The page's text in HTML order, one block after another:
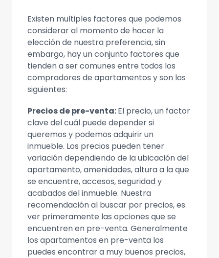
Existen multiples factores que podemos
considerar al momento de hacer la
elección de nuestra preferencia, sin
embargo, hay un conjunto factores que
tienden a ser comunes entre todos los
compradores de apartamentos y son los
siguientes:
Precios de pre-venta:El precio, un factor
clave del cuál puede depender si
queremos y podemos adquirir un
inmueble. Los precios pueden tener
variación dependiendo de la ubicación del
apartamento, amenidades, altura a la que
se encuentre, accesos, seguridad y
acabados del inmueble. Nuestra
recomendación al buscar por precios, es
ver primeramente las opciones que se
encuentren en pre-venta. Generalmente
los apartamentos en pre-venta los
puedes encontrar a muy buenos precios,